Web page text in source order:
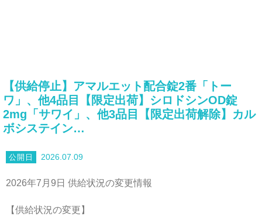
【供給停止】アマルエット配合錠2番「トー
ワ」、他4品目【限定出荷】シロドシンOD錠
2mg「サワイ」、他3品目【限定出荷解除】カル
ボシステイン…
2026.07.09
2026年7月9日 供給状況の変更情報
【供給状況の変更】